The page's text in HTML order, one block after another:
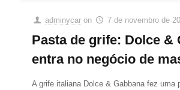
adminycar on 7 de novembro de
Pasta de grife: Dolce &
entra no negócio de
A grife italiana Dolce & Gabbana fez uma